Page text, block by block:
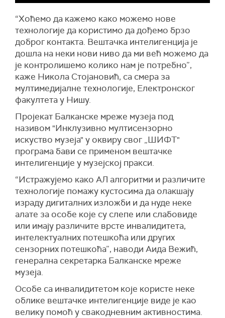
“Хоћемо да кажемо како можемо нове
технологије да користимо да дођемо брзо
доброг контакта. Вештачка интелигенција је
дошла на неки нови ниво да ми већ можемо да
је контролишемо колико нам је потребно”,
каже Никола Стојановић, са смера за
мултимедијалне технологије, Електронског
факултета у Нишу.
Пројекат Балканске мреже музеја под
називом "Инклузивно мултисензорно
искуство музеја" у оквиру свог „ШИФТ"
програма бави се применом вештачке
интелигенције у музејској пракси.
“Истражујемо како АЛ алгоритми и различите
технологије помажу кустосима да олакшају
израду дигиталних изложби и да нуде неке
алате за особе које су слепе или слабовиде
или имају различите врсте инвалидитета,
интелектуалних потешкоћа или других
сензорних потешкоћа”, наводи Аида Вежић,
генерална секретарка Балканске мреже
музеја.
Особе са инвалидитетом које користе неке
облике вештачке интелигенције виде је као
велику помоћ у свакодневним активностима.